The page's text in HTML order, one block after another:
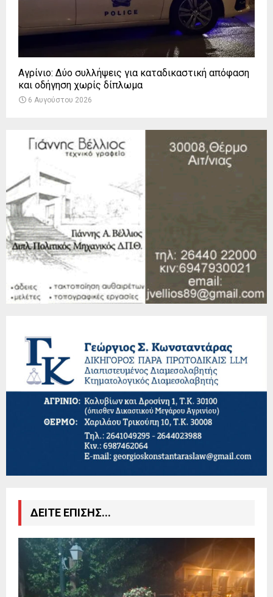
Αγρίνιο: Δύο συλλήψεις για καταδικαστική απόφαση
και οδήγηση χωρίς δίπλωμα
6 Αυγούστου 2026
ΔΕΙΤΕ ΕΠΙΣΗΣ...